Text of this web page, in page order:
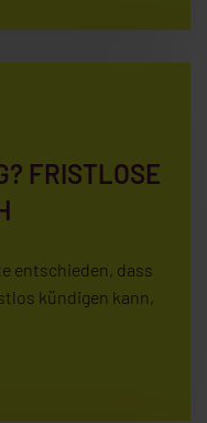
FRISTLOSE
entschieden, dass
kündigen kann,